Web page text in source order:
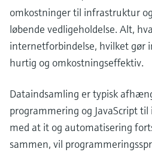
omkostninger til infrastruktur
løbende vedligeholdelse. Alt,
internetforbindelse, hvilket gør
hurtig og omkostningseffektiv.
Dataindsamling er typisk
programmering og JavaScript
med at it og automatisering
sammen, vil